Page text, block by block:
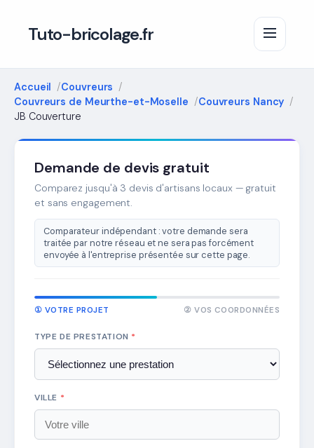
Tuto-bricolage.fr
Accueil
Couvreurs
Couvreurs de Meurthe-et-Moselle
Couvreurs Nancy
JB Couverture
Demande de devis gratuit
Comparez jusqu'à 3 devis d'artisans locaux — gratuit
et sans engagement.
Comparateur indépendant : votre demande sera
traitée par notre réseau et ne sera pas forcément
envoyée à l'entreprise présentée sur cette page.
① VOTRE PROJET ② VOS COORDONNÉES
TYPE DE PRESTATION *
VILLE *